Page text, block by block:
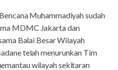
Muhammadiyah sudah
MDMC Jakarta dan
Balai Besar Wilayah
telah menurunkan Tim
wilayah sekitaran